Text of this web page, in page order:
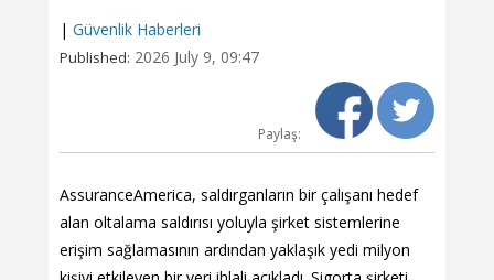
| Güvenlik Haberleri
Published: 2026 July 9, 09:47
Paylaş:
AssuranceAmerica, saldırganların bir çalışanı hedef
alan oltalama saldırısı yoluyla şirket sistemlerine
erişim sağlamasının ardından yaklaşık yedi milyon